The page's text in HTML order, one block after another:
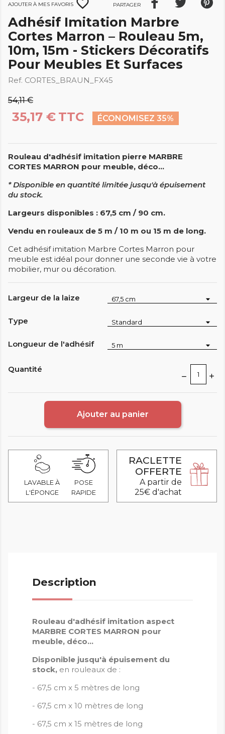
Ajouter à mes favoris favorite_border Partager
Adhésif Imitation Marbre
Cortes Marron – Rouleau 5m,
10m, 15m - Stickers Décoratifs
Pour Meubles Et Surfaces
Ref. CORTES_BRAUN_FX45
54,11 €
35,17 € TTC ÉCONOMISEZ 35%
Rouleau d'adhésif imitation pierre MARBRE
CORTES MARRON pour meuble, déco...
* Disponible en quantité limitée jusqu'à épuisement
du stock.
Largeurs disponibles : 67,5 cm / 90 cm.
Vendu en rouleaux de 5 m / 10 m ou 15 m de long.
Cet adhésif imitation Marbre Cortes Marron pour
meuble est idéal pour donner une seconde vie à votre
mobilier, mur ou décoration.
Largeur de la laize
Type
Longueur de l'adhésif
Quantité
Ajouter au panier
LAVABLE À
L'ÉPONGE
POSE
RAPIDE
RACLETTE
OFFERTE
A partir de
25€ d'achat
Description
Rouleau d'adhésif imitation aspect
MARBRE CORTES MARRON pour
meuble, déco...
Disponible jusqu'à épuisement du
stock, en rouleaux de :
- 67,5 cm x 5 mètres de long
- 67,5 cm x 10 mètres de long
- 67,5 cm x 15 mètres de long